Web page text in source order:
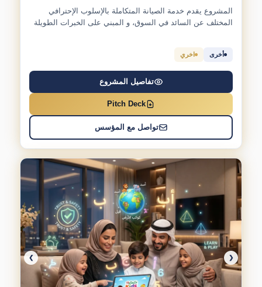
المشروع يقدم خدمة الصيانة المتكاملة بالإسلوب الإحترافي
المختلف عن السائد في السوق، و المبني على الخبرات الطويلة
أخرى اخري
تفاصيل المشروع
Pitch Deck
تواصل مع المؤسس
❮
❯